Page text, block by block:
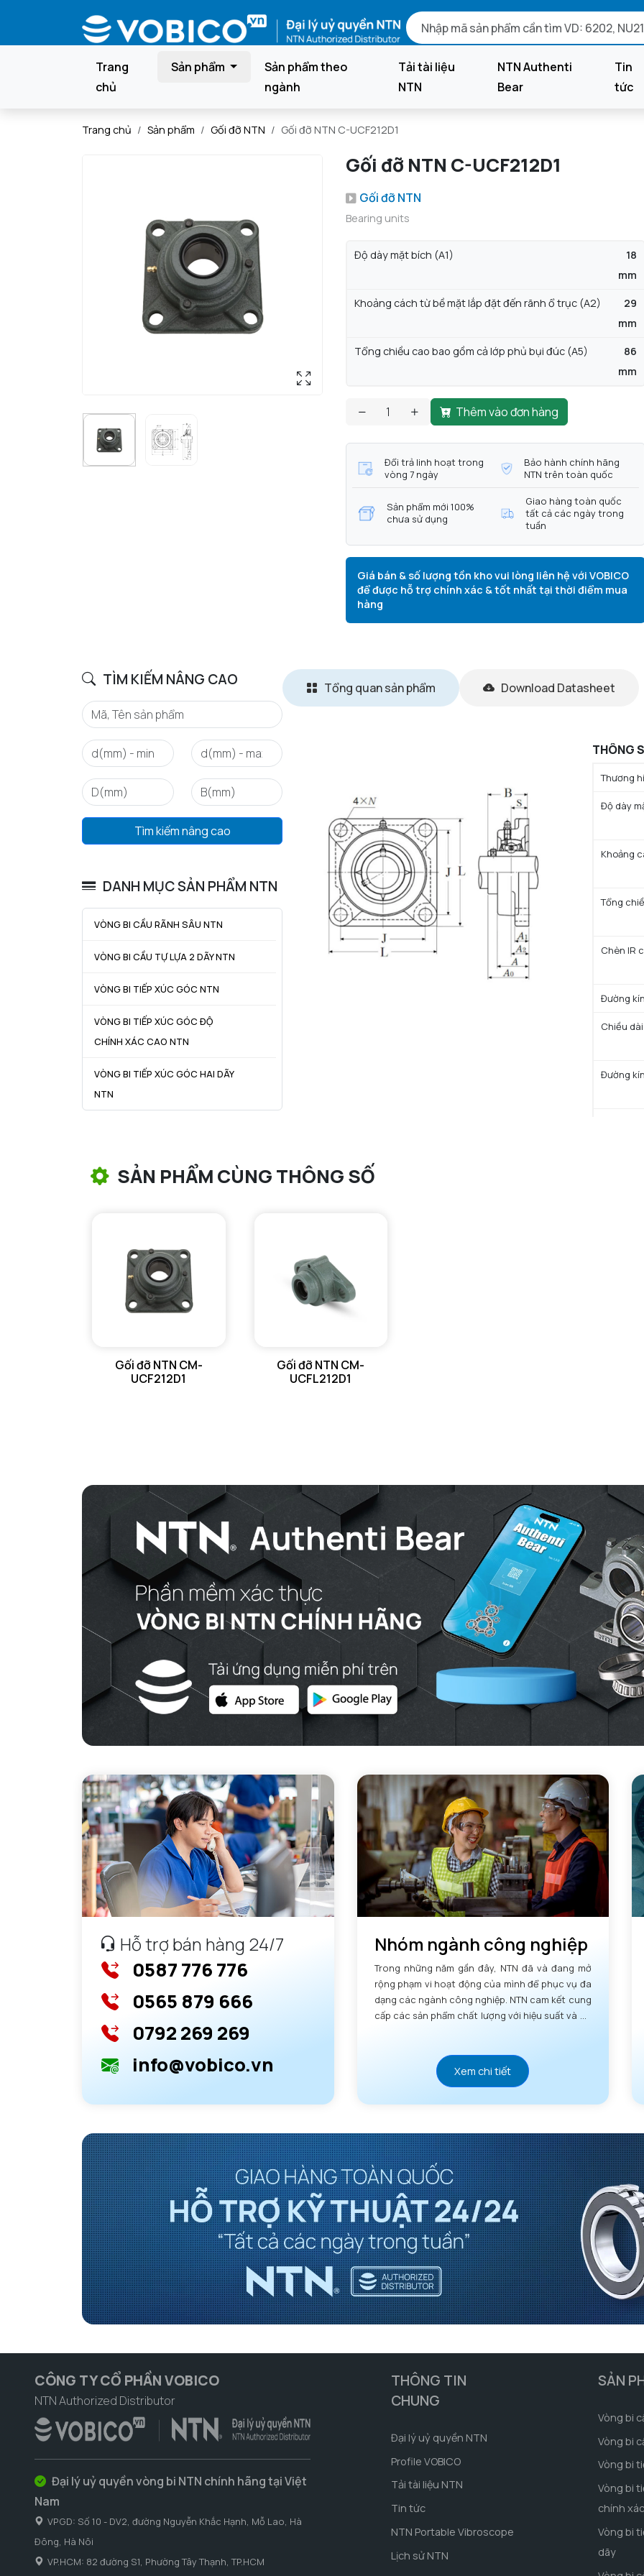
Trang
chủ
Sản phẩm
Sản phẩm theo
ngành
Tải tài liệu
NTN
NTN Authenti
Bear
Tin
tức
Trang chủ Sản phẩm Gối đỡ NTN Gối đỡ NTN C-UCF212D1
Gối đỡ NTN C-UCF212D1
Gối đỡ NTN
Bearing units
Độ dày mặt bích (A1)
18
mm
Khoảng cách từ bề mặt lắp đặt đến rãnh ổ trục (A2)
29
mm
Tổng chiều cao bao gồm cả lớp phủ bụi đúc (A5)
86
mm
Thêm vào đơn hàng
Đổi trả linh hoạt trong
vòng 7 ngày
Bảo hành chính hãng
NTN trên toàn quốc
Sản phẩm mới 100%
chưa sử dụng
Giao hàng toàn quốc
tất cả các ngày trong
tuần
Giá bán & số lượng tồn kho vui lòng liên hệ với VOBICO
để được hỗ trợ chính xác & tốt nhất tại thời điểm mua
hàng
TÌM KIẾM NÂNG CAO
Tìm kiếm nâng cao
DANH MỤC SẢN PHẨM NTN
VÒNG BI CẦU RÃNH SÂU NTN
VÒNG BI CẦU TỰ LỰA 2 DÃY NTN
VÒNG BI TIẾP XÚC GÓC NTN
VÒNG BI TIẾP XÚC GÓC ĐỘ
CHÍNH XÁC CAO NTN
VÒNG BI TIẾP XÚC GÓC HAI DÃY
NTN
VÒNG BI KIM NTN
VÒNG BI CHẶN TRỤC NTN
GỐI ĐỠ NTN
Tổng quan sản phẩm Download Datasheet
THÔNG
Thương
Độ dày
Khoảng
Tổng
Chèn IR
Đường
Chiều
Đường
SẢN PHẨM CÙNG THÔNG SỐ
Gối đỡ NTN CM-
UCF212D1
Gối đỡ NTN CM-
UCFL212D1
Hỗ trợ bán hàng 24/7
0587 776 776
0565 879 666
0792 269 269
info@vobico.vn
Nhóm ngành công nghiệp
Trong những năm gần đây, NTN đã và đang mở
rộng phạm vi hoạt động của mình để phục vụ đa
dạng các ngành công nghiệp. NTN cam kết cung
cấp các sản phẩm chất lượng với hiệu suất và độ
Xem chi tiết
CÔNG TY CỔ PHẦN VOBICO
NTN Authorized Distributor
Đại lý uỷ quyền vòng bi NTN chính hãng tại Việt
Nam
VPGD: Số 10 - DV2, đường Nguyễn Khắc Hạnh, Mỗ Lao, Hà
Đông, Hà Nôi
VP.HCM: 82 đường S1, Phường Tây Thạnh, TP.HCM
THÔNG TIN
CHUNG
Đại lý uỷ quyền NTN
Profile VOBICO
Tải tài liệu NTN
Tin tức
NTN Portable Vibroscope
Lịch sử NTN
SẢN
Vòng bi
Vòng bi
Vòng bi
Vòng bi
chính
Vòng bi
dãy